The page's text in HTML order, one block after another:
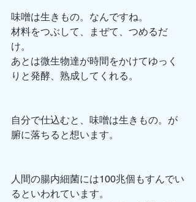
味噌は生きもの。なんですね。
材料をつぶして、まぜて、つめるだ
け。
あとは微生物達が時間をかけてゆっく
りと発酵、熟成してくれる。
自分で仕込むと、味噌は生きもの。が
腑に落ちると想います。
人間の腸内細菌には100兆個もすんでい
るといわれています。